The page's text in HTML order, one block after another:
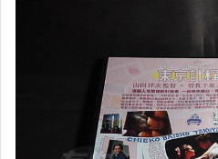
中港台電影【DVD】動作
中港台電影【DVD】愛情文藝
中港台電影【DVD】喜劇